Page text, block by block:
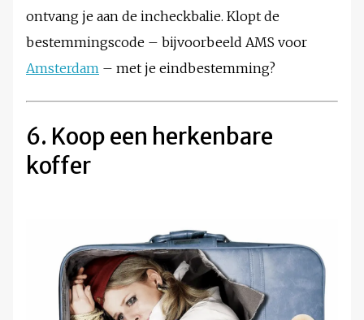
ontvang je aan de incheckbalie. Klopt de
bestemmingscode – bijvoorbeeld AMS voor
Amsterdam – met je eindbestemming?
6. Koop een herkenbare
koffer